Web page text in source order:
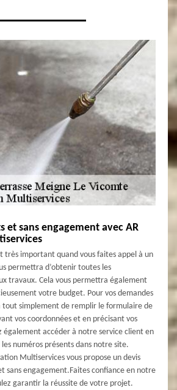
et sans engagement avec AR
très important quand vous faites appel à un
permettra d’obtenir toutes les
travaux. Cela vous permettra également
votre budget. Pour vos demandes
tout simplement de remplir le formulaire de
vos coordonnées et en précisant vos
également accéder à notre service client en
numéros présents dans notre site.
Multiservices vous propose un devis
sans engagement.Faites confiance en notre
garantir la réussite de votre projet.